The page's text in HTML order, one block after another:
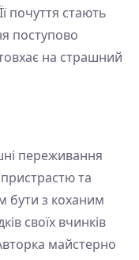
почуття стають
поступово
на страшний
переживання
пристрастю та
бути з коханим
своїх вчинків
майстерно